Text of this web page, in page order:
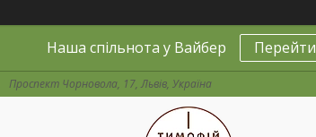
Наша спільнота у Вайбер Перейти
Проспект Чорновола, 17, Львів, Україна